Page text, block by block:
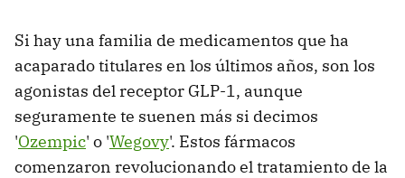
Si hay una familia de medicamentos que ha
acaparado titulares en los últimos años, son los
agonistas del receptor GLP-1, aunque
seguramente te suenen más si decimos
'Ozempic' o 'Wegovy'. Estos fármacos
comenzaron revolucionando el tratamiento de la